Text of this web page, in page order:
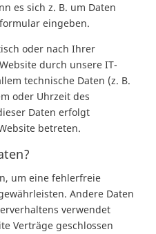
es sich z. B. um Daten
eingeben.
oder nach Ihrer
durch unsere IT-
technische Daten (z. B.
oder Uhrzeit des
Daten erfolgt
betreten.
um eine fehlerfreie
Andere Daten
verwendet
Verträge geschlossen